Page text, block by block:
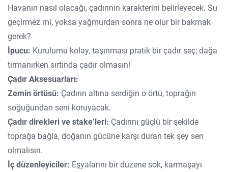
Havanın nasıl olacağı, çadırının karakterini belirleyecek. Su
geçirmez mi, yoksa yağmurdan sonra ne olur bir bakmak
gerek?
İpucu: Kurulumu kolay, taşınması pratik bir çadır seç; dağa
tırmanırken sırtında çadır olmasın!
Çadır Aksesuarları:
Zemin örtüsü: Çadırın altına serdiğin o örtü, toprağın
soğuğundan seni koruyacak.
Çadır direkleri ve stake’leri: Çadırını güçlü bir şekilde
toprağa bağla, doğanın gücüne karşı duran tek şey sen
olmalısın.
İç düzenleyiciler: Eşyalarını bir düzene sok, karmaşayı